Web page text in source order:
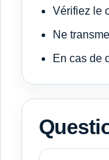
Vérifiez le
Ne
En cas de